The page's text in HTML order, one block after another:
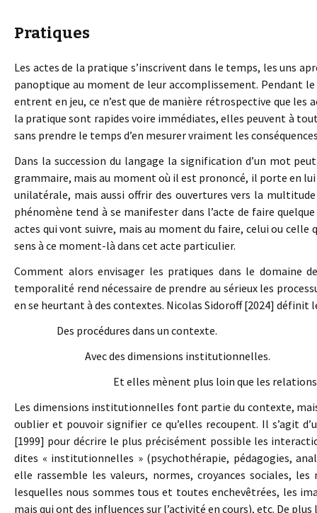
Pratiques
Les actes de la pratique s’inscrivent dans le temps, les uns
panoptique au moment de leur accomplissement. Pendant
entrent en jeu, ce n’est que de manière rétrospective que les
la pratique sont rapides voire immédiates, elles peuvent à
sans prendre le temps d’en mesurer vraiment les
Dans la succession du langage la signification d’un mot
grammaire, mais au moment où il est prononcé, il porte en
unilatérale, mais aussi offrir des ouvertures vers la
phénomène tend à se manifester dans l’acte de faire
actes qui vont suivre, mais au moment du faire, celui ou celle
sens à ce moment-là dans cet acte particulier.
Comment alors envisager les pratiques dans le domaine
temporalité rend nécessaire de prendre au sérieux les
en se heurtant à des contextes. Nicolas Sidoroff [2024] définit
Des procédures dans un contexte.
Avec des dimensions institutionnelles.
Et elles mènent plus loin que les
Les dimensions institutionnelles font partie du contexte,
oublier et pouvoir signifier ce qu’elles recoupent. Il s’agit
[1999] pour décrire le plus précisément possible les
dites « institutionnelles » (psychothérapie, pédagogies,
elle rassemble les valeurs, normes, croyances sociales,
lesquelles nous sommes tous et toutes enchevêtrées, les
mais qui ont des influences sur l’activité en cours), etc. De